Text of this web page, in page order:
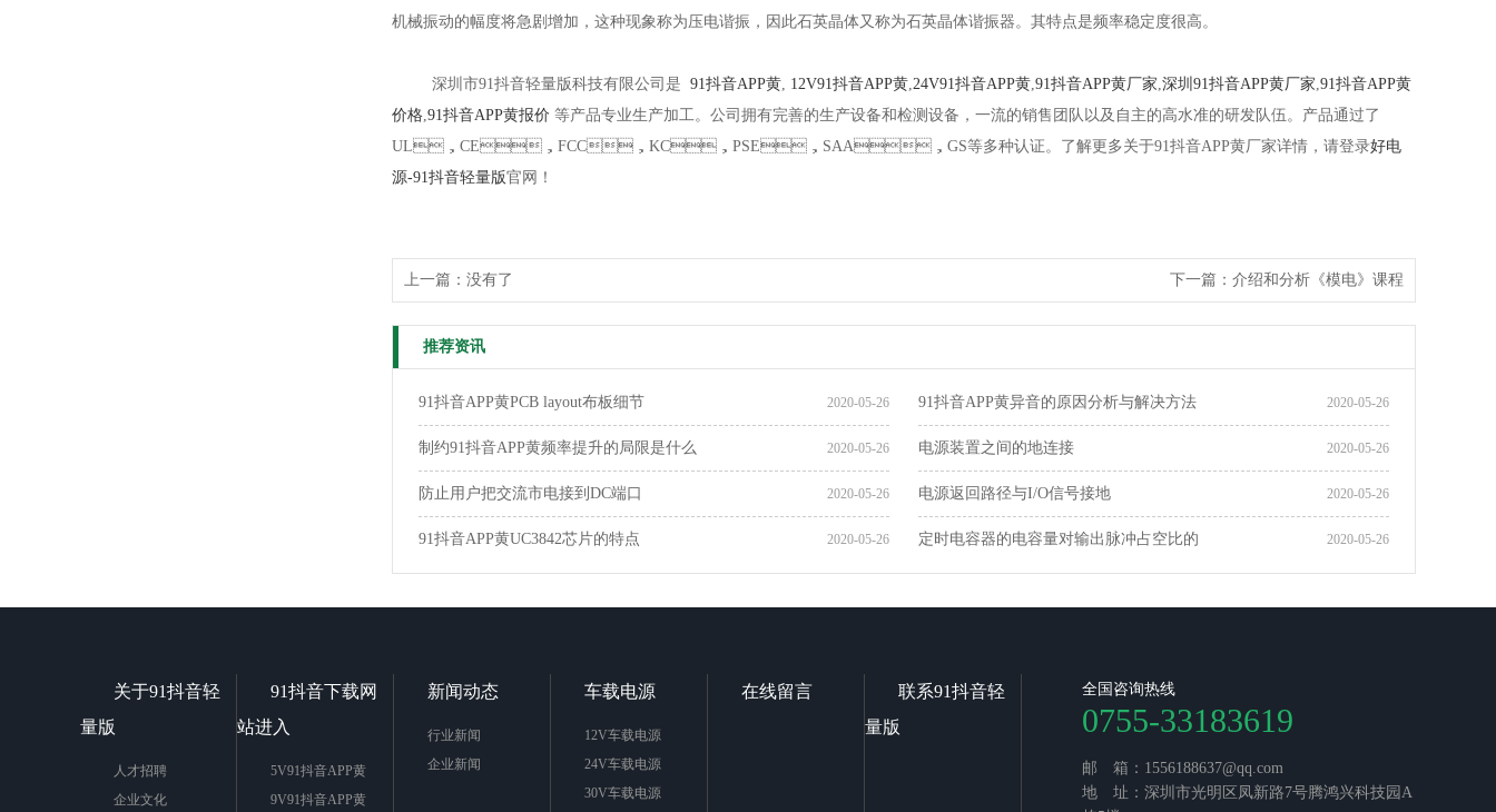
机械振动的幅度将急剧增加，这种现象称为压电谐振，因此石英晶体又称为石英晶体谐振器。其特点是频率稳定度很高。
深圳市91抖音轻量版科技有限公司是 91抖音APP黄, 12V91抖音APP黄,24V91抖音APP黄,91抖音APP黄厂家,深圳91抖音APP黄厂家,91抖音APP黄
价格,91抖音APP黄报价 等产品专业生产加工。公司拥有完善的生产设备和检测设备，一流的销售团队以及自主的高水准的研发队伍。产品通过了
UL，CE，FCC，KC，PSE，SAA，GS等多种认证。了解更多关于91抖音APP黄厂家详情，请登录好电
源-91抖音轻量版官网！
上一篇：没有了 下一篇： 介绍和分析《模电》课程
推荐资讯
2020-05-26
91抖音APP黄PCB layout布板细节 2020-05-26
91抖音APP黄异音的原因分析与解决方法
2020-05-26
制约91抖音APP黄频率提升的局限是什么 2020-05-26
电源装置之间的地连接
2020-05-26
防止用户把交流市电接到DC端口 2020-05-26
电源返回路径与I/O信号接地
2020-05-26
91抖音APP黄UC3842芯片的特点 2020-05-26
定时电容器的电容量对输出脉冲占空比的
关于91抖音轻
量版
人才招聘
企业文化
91抖音下载网
站进入
5V91抖音APP黄
9V91抖音APP黄
新闻动态
行业新闻
企业新闻
车载电源
12V车载电源
24V车载电源
30V车载电源
在线留言
联系91抖音轻
量版
全国咨询热线
0755-33183619
邮 箱：1556188637@qq.com
地 址：深圳市光明区凤新路7号腾鸿兴科技园A